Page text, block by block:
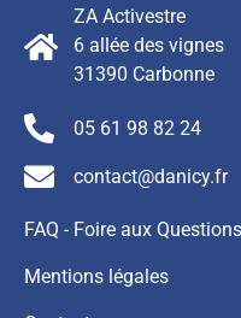
ZA Activestre
6 allée des vignes
31390 Carbonne
05 61 98 82 24
contact@danicy.fr
FAQ - Foire aux Questions
Mentions légales